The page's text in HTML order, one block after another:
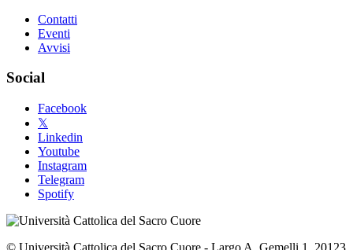
Contatti
Eventi
Avvisi
Social
Facebook
𝕏
Linkedin
Youtube
Instagram
Telegram
Spotify
© Università Cattolica del Sacro Cuore - Largo A. Gemelli 1, 20123